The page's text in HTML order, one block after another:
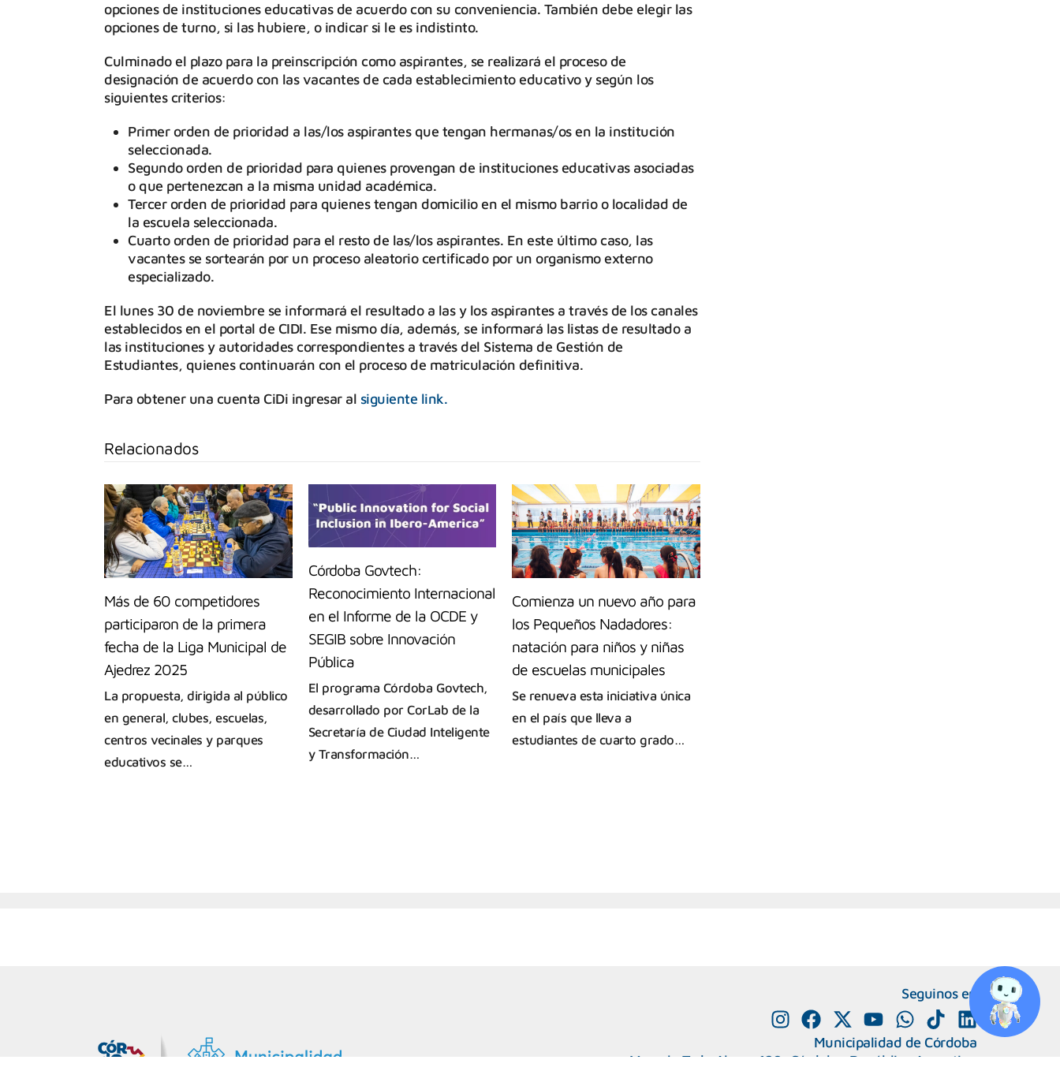
opciones de instituciones educativas de acuerdo con su conveniencia. También debe elegir las
opciones de turno, si las hubiere, o indicar si le es indistinto.
Culminado el plazo para la preinscripción como aspirantes, se realizará el proceso de
designación de acuerdo con las vacantes de cada establecimiento educativo y según los
siguientes criterios:
Primer orden de prioridad a las/los aspirantes que tengan hermanas/os en la institución
seleccionada.
Segundo orden de prioridad para quienes provengan de instituciones educativas asociadas
o que pertenezcan a la misma unidad académica.
Tercer orden de prioridad para quienes tengan domicilio en el mismo barrio o localidad de
la escuela seleccionada.
Cuarto orden de prioridad para el resto de las/los aspirantes. En este último caso, las
vacantes se sortearán por un proceso aleatorio certificado por un organismo externo
especializado.
El lunes 30 de noviembre se informará el resultado a las y los aspirantes a través de los canales
establecidos en el portal de CIDI. Ese mismo día, además, se informará las listas de resultado a
las instituciones y autoridades correspondientes a través del Sistema de Gestión de
Estudiantes, quienes continuarán con el proceso de matriculación definitiva.
Para obtener una cuenta CiDi ingresar al siguiente link.
Relacionados
Más de 60 competidores
participaron de la primera
fecha de la Liga Municipal de
Ajedrez 2025
La propuesta, dirigida al público
en general, clubes, escuelas,
centros vecinales y parques
educativos se…
Córdoba Govtech:
Reconocimiento Internacional
en el Informe de la OCDE y
SEGIB sobre Innovación
Pública
El programa Córdoba Govtech,
desarrollado por CorLab de la
Secretaría de Ciudad Inteligente
y Transformación…
Comienza un nuevo año para
los Pequeños Nadadores:
natación para niños y niñas
de escuelas municipales
Se renueva esta iniciativa única
en el país que lleva a
estudiantes de cuarto grado…
Seguinos en
Municipalidad de Córdoba
Marcelo T. de Alvear 120, Córdoba. República Argentina